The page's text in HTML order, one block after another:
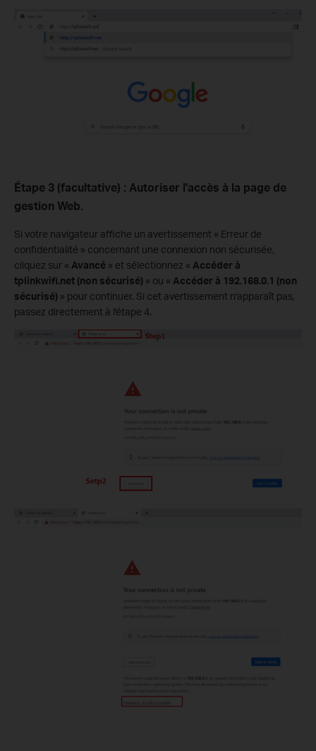
Étape 3 (facultative) : Autoriser l'accès à la page de
gestion Web.
Si votre navigateur affiche un avertissement « Erreur de
confidentialité » concernant une connexion non sécurisée,
cliquez sur « Avancé » et sélectionnez « Accéder à
tplinkwifi.net (non sécurisé) » ou « Accéder à 192.168.0.1 (non
sécurisé) » pour continuer. Si cet avertissement n'apparaît pas,
passez directement à l'étape 4.